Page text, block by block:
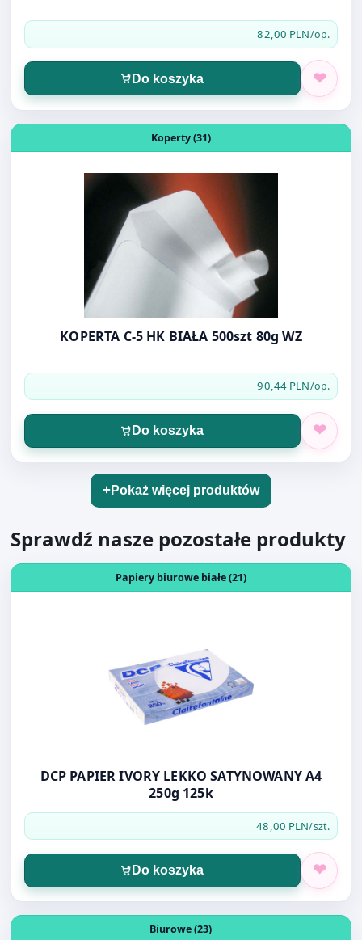
KOPERTA C-4 HK BIAŁA 250szt 90g WZ
82,00 PLN/op.
Do koszyka
Koperty (31)
KOPERTA C-5 HK BIAŁA 500szt 80g WZ
90,44 PLN/op.
Do koszyka
Sprawdź nasze pozostałe produkty
DCP PAPIER IVORY LEKKO SATYNOWANY A4
48,00 PLN/szt.
Do koszyka